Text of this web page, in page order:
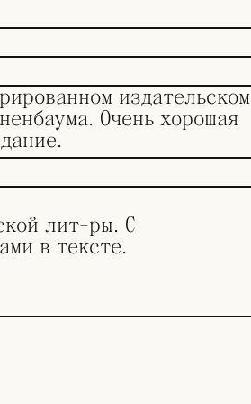
издательском
Очень хорошая
лит-ры. С
в тексте.